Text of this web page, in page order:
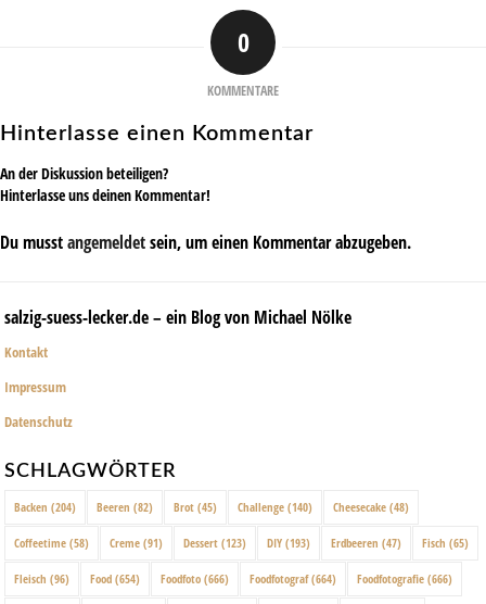
0
KOMMENTARE
Hinterlasse einen Kommentar
An der Diskussion beteiligen?
Hinterlasse uns deinen Kommentar!
Du musstangemeldetsein, um einen Kommentar abzugeben.
salzig-suess-lecker.de – ein Blog von Michael Nölke
Kontakt
Impressum
Datenschutz
SCHLAGWÖRTER
Backen (204) Beeren (82) Brot (45) Challenge (140) Cheesecake (48)
Coffeetime (58) Creme (91) Dessert (123) DIY (193) Erdbeeren (47) Fisch (65)
Fleisch (96) Food (654) Foodfoto (666) Foodfotograf(664) Foodfotografie (666)